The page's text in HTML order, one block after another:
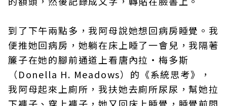
到了下午兩點多，我阿母說她想回病房睡覺。我
便推她回病房，她躺在床上睡了一會兒，我隔著
簾子在她的腳前通道上看唐內拉‧梅多斯
（Donella H. Meadows）的《系統思考》，
我阿母起來上廁所，我扶她去廁所尿尿，幫她拉